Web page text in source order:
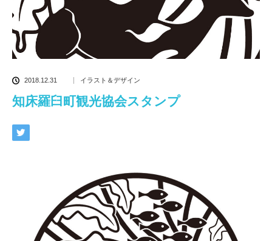
2018.12.31 イラスト＆デザイン
知床羅臼町観光協会スタンプ